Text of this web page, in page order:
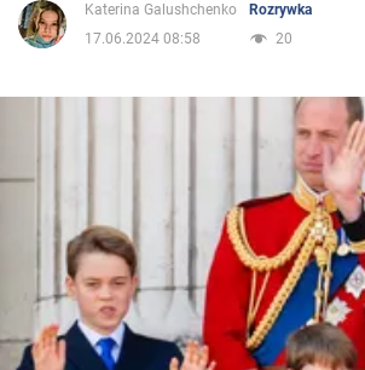
Życie
Wojna na Ukrainie
Świat
Katerina Galushchenko
Rozrywka
17.06.2024 08:58
20